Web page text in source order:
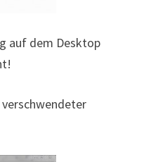
auf dem Desktop